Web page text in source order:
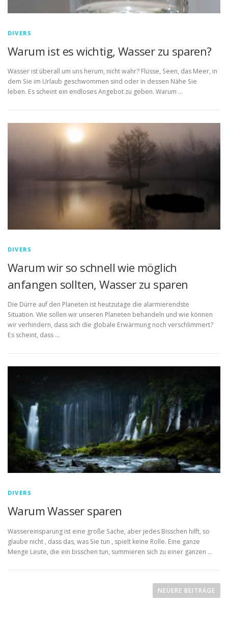
DIVERS
Warum ist es wichtig, Wasser zu sparen?
Wasser ist überall um uns herum, nicht wahr? Flüsse, Seen, das Meer, in
dem Sie im Urlaub geschwommen sind oder in dessen Nähe Sie
leben. Es scheint ein endloses Angebot zu geben. Warum …
DIVERS
Warum wir so schnell wie möglich
anfangen sollten, Wasser zu sparen
Die Dürre auf den Planeten ist heutzutage die alarmierendste
Situation. Wie sollen wir unseren Planeten behandeln und wie können
wir verhindern, dass sich die globale Erwärmung noch verschlimmert?
Es scheint, dass …
DIVERS
Warum Wasser sparen
Wassereinsparung ist eine große Sache, aber jedes Bisschen hilft, so
glaube nicht , dass das, was Sie tun , spielt keine Rolle. Eine ganze
Menge Leute, die ein bisschen tun, summieren sich zu einer ganzen …
NEUERE BEITRÄGE